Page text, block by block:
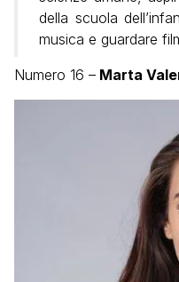
della scuola
musica e guardare
Numero 16 – Marta